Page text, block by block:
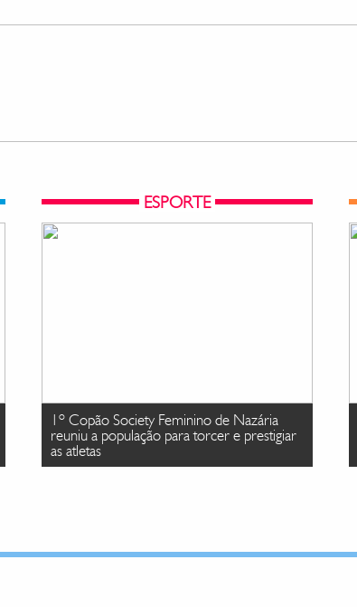
ESPORTE
1º Copão Society Feminino de Nazária
reuniu a população para torcer e prestigiar
as atletas